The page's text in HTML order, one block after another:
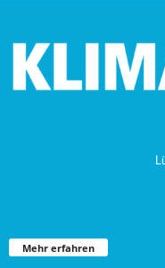
Mehr erfahren